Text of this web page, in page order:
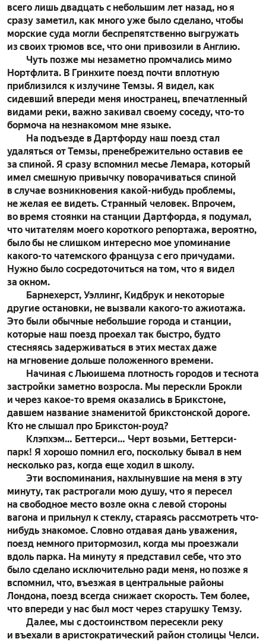
всего лишь двадцать с небольшим лет назад, но я
сразу заметил, как много уже было сделано, чтобы
морские суда могли беспрепятственно выгружать
из своих трюмов все, что они привозили в Англию.
Чуть позже мы незаметно промчались мимо
Нортфлита. В Гринхите поезд почти вплотную
приблизился к излучине Темзы. Я видел, как
сидевший впереди меня иностранец, впечатленный
видами реки, важно закивал своему соседу, что-то
бормоча на незнакомом мне языке.
На подъезде в Дартфорду наш поезд стал
удаляться от Темзы, пренебрежительно оставив ее
за спиной. Я сразу вспомнил месье Лемара, который
имел смешную привычку поворачиваться спиной
в случае возникновения какой-нибудь проблемы,
не желая ее видеть. Странный человек. Впрочем,
во время стоянки на станции Дартфорда, я подумал,
что читателям моего короткого репортажа, вероятно,
было бы не слишком интересно мое упоминание
какого-то чатемского француза с его причудами.
Нужно было сосредоточиться на том, что я видел
за окном.
Барнехерст, Уэллинг, Кидбрук и некоторые
другие остановки, не вызвали какого-то ажиотажа.
Это были обычные небольшие города и станции,
которые наш поезд проехал так быстро, будто
стесняясь задерживаться в этих местах даже
на мгновение дольше положенного времени.
Начиная с Льюишема плотность городов и теснота
застройки заметно возросла. Мы перескли Брокли
и через какое-то время оказались в Брикстоне,
давшем название знаменитой брикстонской дороге.
Кто не слышал про Брикстон-роуд?
Клэпхэм… Беттерси… Черт возьми, Беттерси-
парк! Я хорошо помнил его, поскольку бывал в нем
несколько раз, когда еще ходил в школу.
Эти воспоминания, нахлынувшие на меня в эту
минуту, так растрогали мою душу, что я пересел
на свободное место возле окна с левой стороны
вагона и прильнул к стеклу, стараясь рассмотреть что-
нибудь знакомое. Словно отдавая дань уважения,
поезд немного притормозил, когда мы проезжали
вдоль парка. На минуту я представил себе, что это
было сделано исключительно ради меня, но позже я
вспомнил, что, въезжая в центральные районы
Лондона, поезд всегда снижает скорость. Тем более,
что впереди у нас был мост через старушку Темзу.
Далее, мы с достоинством пересекли реку
и въехали в аристократический район столицы Челси.